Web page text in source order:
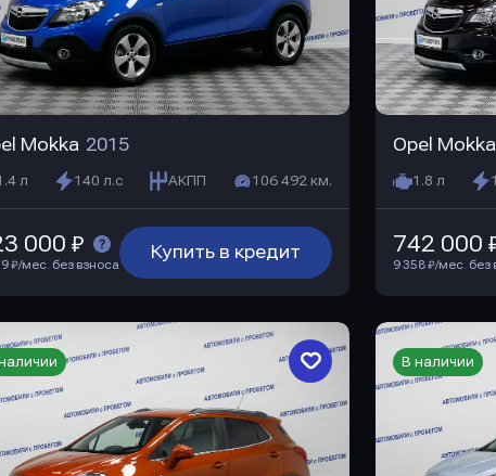
Mokka 2015
л 140 л.с АКПП 106 492 км.
Купить в кредит
000 ₽
₽/мес. без взноса
Opel Mokka
1.8 л
742 000
9 358 ₽/мес. без
В наличии